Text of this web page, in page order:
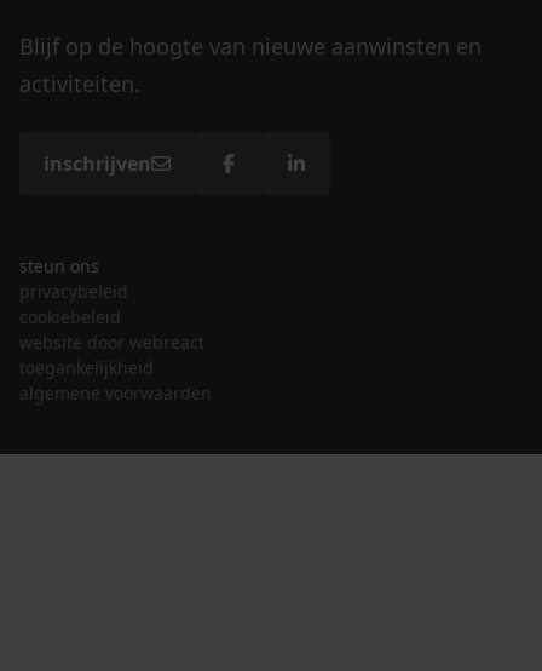
Blijf op de hoogte van nieuwe aanwinsten en
activiteiten.
inschrijven
steun ons
privacybeleid
cookiebeleid
website door webreact
toegankelijkheid
algemene voorwaarden